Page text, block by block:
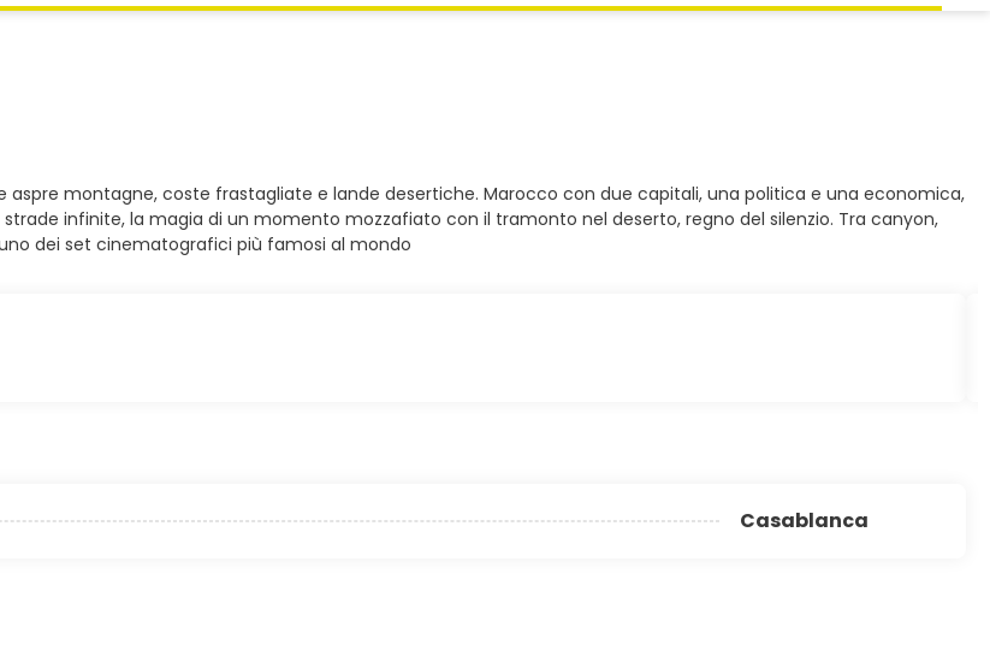
aspre montagne, coste frastagliate e lande desertiche. Marocco con due capitali, una politica e una economica,
infinite, la magia di un momento mozzafiato con il tramonto nel deserto, regno del silenzio. Tra canyon,
dei set cinematografici più famosi al mondo
Casablanca